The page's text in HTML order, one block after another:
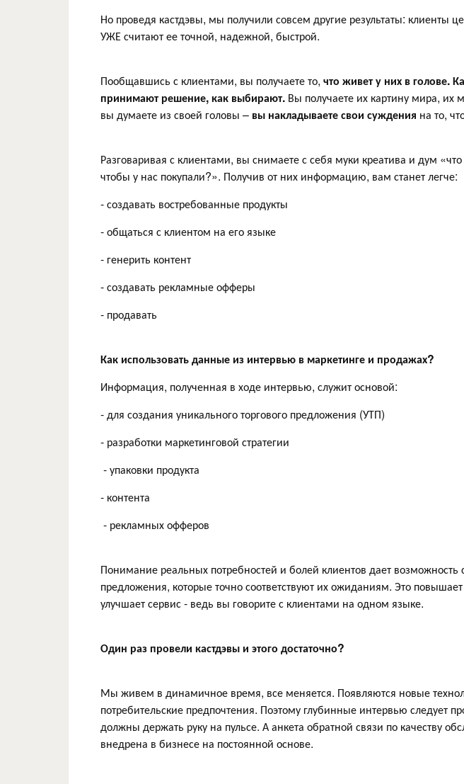
Но проведя кастдэвы, мы получили совсем другие результаты: клиенты
УЖЕ считают ее точной, надежной, быстрой.
Пообщавшись с клиентами, вы получаете то, что живет у них в голове.
принимают решение, как выбирают. Вы получаете их картину мира, их
вы думаете из своей головы – вы накладываете свои суждения на то,
Разговаривая с клиентами, вы снимаете с себя муки креатива и дум
чтобы у нас покупали?». Получив от них информацию, вам станет легче:
- создавать востребованные продукты
- общаться с клиентом на его языке
- генерить контент
- создавать рекламные офферы
- продавать
Как использовать данные из интервью в маркетинге и продажах?
Информация, полученная в ходе интервью, служит основой:
- для создания уникального торгового предложения (УТП)
- разработки маркетинговой стратегии
- упаковки продукта
- контента
- рекламных офферов
Понимание реальных потребностей и болей клиентов дает возможность
предложения, которые точно соответствуют их ожиданиям. Это
улучшает сервис - ведь вы говорите с клиентами на одном языке.
Один раз провели кастдэвы и этого достаточно?
Мы живем в динамичное время, все меняется. Появляются новые
потребительские предпочтения. Поэтому глубинные интервью следует
должны держать руку на пульсе. А анкета обратной связи по качеству
внедрена в бизнесе на постоянной основе.